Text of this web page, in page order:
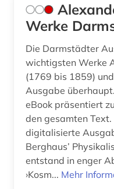
dritte welt (1)
druckgrafik (1)
druckgraphik (1)
druckschrift (1)
drucktechnik (1)
dänemark (2)
e-learning (1)
Werke
Die Darmstädter
wichtigsten Werke
(1769 bis 1859)
Ausgabe
eBook präsentiert
den gesamten
digitalisierte
Berghaus’
entstand in enger
›Kosm... Mehr